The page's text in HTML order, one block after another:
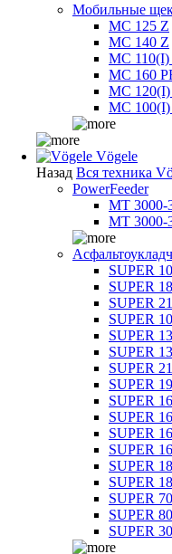
Мобильные
MC 125 Z
MC 140 Z
MC
MC 160
MC 120(I)
MC
Vögele
Назад Вся техника
PowerFeeder
MT 3000-
MT 3000-
SUPER
SUPER
SUPER
SUPER
SUPER
SUPER
SUPER
SUPER
SUPER
SUPER
SUPER
SUPER
SUPER
SUPER
SUPER
SUPER
SUPER